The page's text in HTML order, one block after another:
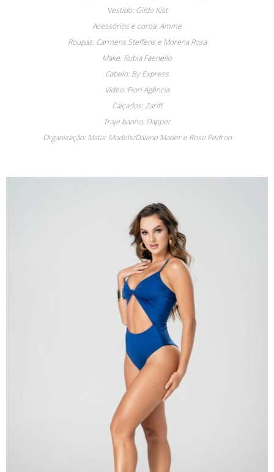
Vestido: Gildo Kist
Acessórios e coroa: Amme
Roupas: Carmens Steffens e Morena Rosa
Make: Rubia Faenello
Cabelo: By Express
Vídeo: Fiori Agência
Calçados: Zariff
Traje banho: Dapper
Organização: Mstar Models/Daiane Mader e Rose Pedron